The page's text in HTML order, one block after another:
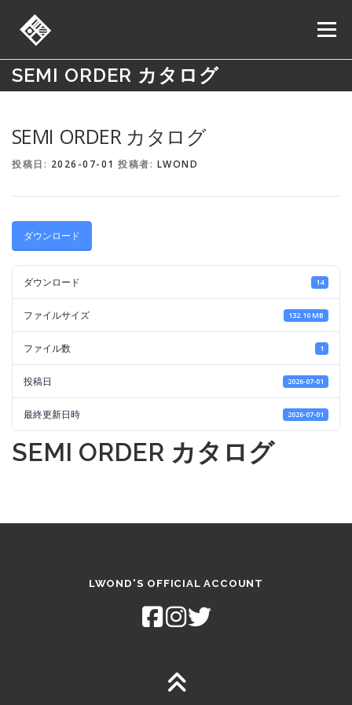
メニュー
ORDER ONLINE SHOP SHOP LIST NEWS
お問い合わせ 求人情報
SEMI ORDER カタログ
SEMI ORDER カタログ
投稿日: 2026-07-01 投稿者: LWOND
ダウンロード
ダウンロード 14
ファイルサイズ 132.10 MB
ファイル数 1
投稿日 2026-07-01
最終更新日時 2026-07-01
SEMI ORDER カタログ
LWOND'S OFFICIAL ACCOUNT